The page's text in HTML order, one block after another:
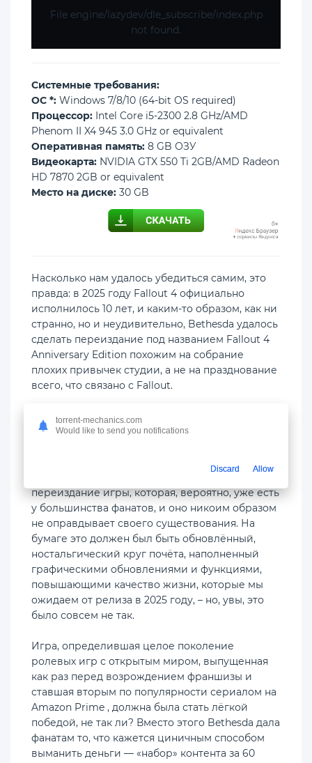
File engine/lazydev/dle_subscribe/index.php
not found.
Cистемные требования:
ОС *: Windows 7/8/10 (64-bit OS required)
Процессор: Intel Core i5-2300 2.8 GHz/AMD
Phenom II X4 945 3.0 GHz or equivalent
Оперативная память: 8 GB ОЗУ
Видеокарта: NVIDIA GTX 550 Ti 2GB/AMD Radeon
HD 7870 2GB or equivalent
Место на диске: 30 GB
Насколько нам удалось убедиться самим, это
правда: в 2025 году Fallout 4 официально
исполнилось 10 лет, и каким-то образом, как ни
странно, но и неудивительно, Bethesda удалось
сделать переиздание под названием Fallout 4
Anniversary Edition похожим на собрание
плохих привычек студии, а не на празднование
всего, что связано с Fallout.
Эта версия позиционируется как полноценный
опыт, но неизбежно получила унылое,
переиздание игры, которая, вероятно, уже есть
у большинства фанатов, и оно никоим образом
не оправдывает своего существования. На
бумаге это должен был быть обновлённый,
ностальгический круг почёта, наполненный
графическими обновлениями и функциями,
повышающими качество жизни, которые мы
ожидаем от релиза в 2025 году, – но, увы, это
было совсем не так.
Игра, определившая целое поколение
ролевых игр с открытым миром, выпущенная
как раз перед возрождением франшизы и
ставшая вторым по популярности сериалом на
Amazon Prime , должна была стать лёгкой
победой, не так ли? Вместо этого Bethesda дала
фанатам то, что кажется циничным способом
выманить деньги — «набор» контента за 60
torrent-mechanics.com
Would like to send you notifications
Discard Allow